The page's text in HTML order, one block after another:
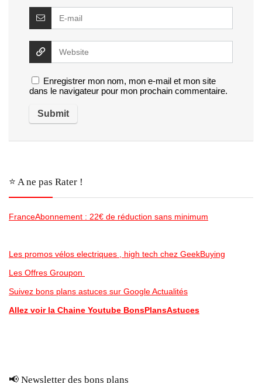
Enregistrer mon nom, mon e-mail et mon site
dans le navigateur pour mon prochain commentaire.
⭐️ A ne pas Rater !
FranceAbonnement : 22€ de réduction sans minimum
Les promos vélos electriques , high tech chez GeekBuying
Les Offres Groupon
Suivez bons plans astuces sur Google Actualités
Allez voir la Chaine Youtube BonsPlansAstuces
📢 Newsletter des bons plans